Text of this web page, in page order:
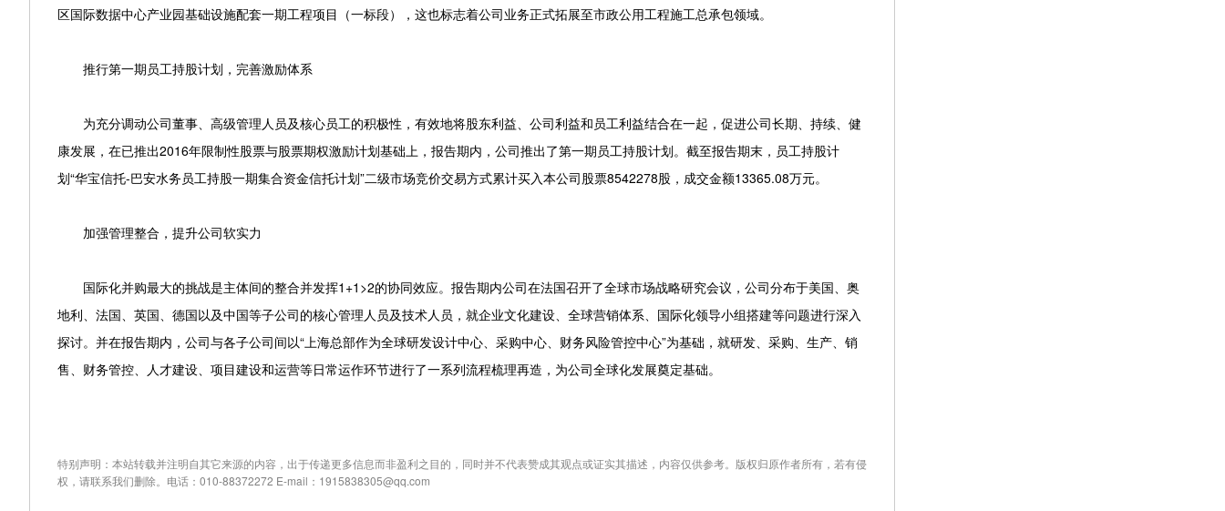
区国际数据中心产业园基础设施配套一期工程项目（一标段），这也标志着公司业务正式拓展至市政公用工程施工总承包领域。
推行第一期员工持股计划，完善激励体系
为充分调动公司董事、高级管理人员及核心员工的积极性，有效地将股东利益、公司利益和员工利益结合在一起，促进公司长期、持续、健
康发展，在已推出2016年限制性股票与股票期权激励计划基础上，报告期内，公司推出了第一期员工持股计划。截至报告期末，员工持股计
划“华宝信托-巴安水务员工持股一期集合资金信托计划”二级市场竞价交易方式累计买入本公司股票8542278股，成交金额13365.08万元。
加强管理整合，提升公司软实力
国际化并购最大的挑战是主体间的整合并发挥1+1>2的协同效应。报告期内公司在法国召开了全球市场战略研究会议，公司分布于美国、奥
地利、法国、英国、德国以及中国等子公司的核心管理人员及技术人员，就企业文化建设、全球营销体系、国际化领导小组搭建等问题进行深入
探讨。并在报告期内，公司与各子公司间以“上海总部作为全球研发设计中心、采购中心、财务风险管控中心”为基础，就研发、采购、生产、销
售、财务管控、人才建设、项目建设和运营等日常运作环节进行了一系列流程梳理再造，为公司全球化发展奠定基础。
特别声明：本站转载并注明自其它来源的内容，出于传递更多信息而非盈利之目的，同时并不代表赞成其观点或证实其描述，内容仅供参考。版权归原作者所有，若有侵
权，请联系我们删除。电话：010-88372272 E-mail：1915838305@qq.com